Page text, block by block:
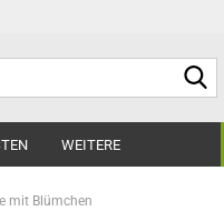
WEITERE
mit Blümchen